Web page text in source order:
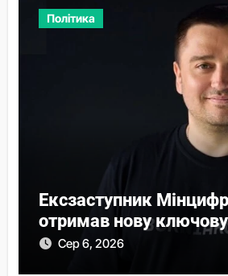
Політика
Ексзаступник
отримав нову
Сер 6, 2026